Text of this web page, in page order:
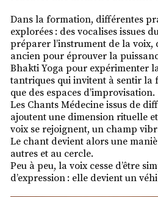
Dans la formation, différentes
explorées : des vocalises issues
préparer l’instrument de la voix,
ancien pour éprouver la
Bhakti Yoga pour expérimenter
tantriques qui invitent à sentir la
que des espaces d’improvisation.
Les Chants Médecine issus de
ajoutent une dimension rituelle
voix se rejoignent, un champ
Le chant devient alors une
autres et au cercle.
Peu à peu, la voix cesse d’être
d’expression : elle devient un